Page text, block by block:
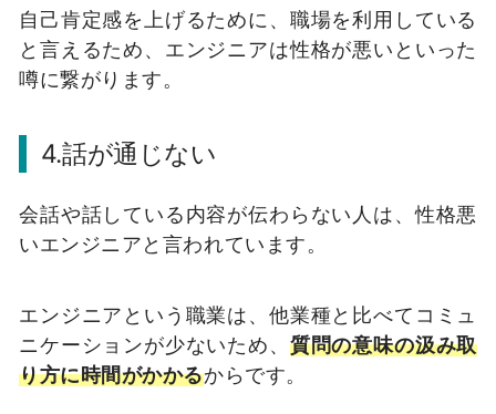
自己肯定感を上げるために、職場を利用している
と言えるため、エンジニアは性格が悪いといった
噂に繋がります。
4.話が通じない
会話や話している内容が伝わらない人は、性格悪
いエンジニアと言われています。
エンジニアという職業は、他業種と比べてコミュ
ニケーションが少ないため、 質問の意味の汲み取
り方に時間がかかるからです。